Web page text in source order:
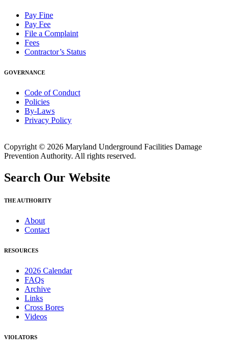
Pay Fine
Pay Fee
File a Complaint
Fees
Contractor’s Status
GOVERNANCE
Code of Conduct
Policies
By-Laws
Privacy Policy
Copyright © 2026 Maryland Underground Facilities Damage
Prevention Authority. All rights reserved.
Search Our Website
THE AUTHORITY
About
Contact
RESOURCES
2026 Calendar
FAQs
Archive
Links
Cross Bores
Videos
VIOLATORS